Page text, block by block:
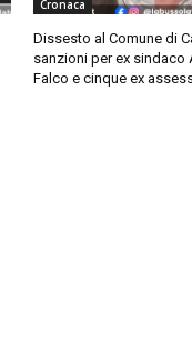
Cronaca
Dissesto al Comune di
sanzioni per ex sindaco
Falco e cinque ex